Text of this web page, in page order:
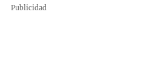
Publicidad